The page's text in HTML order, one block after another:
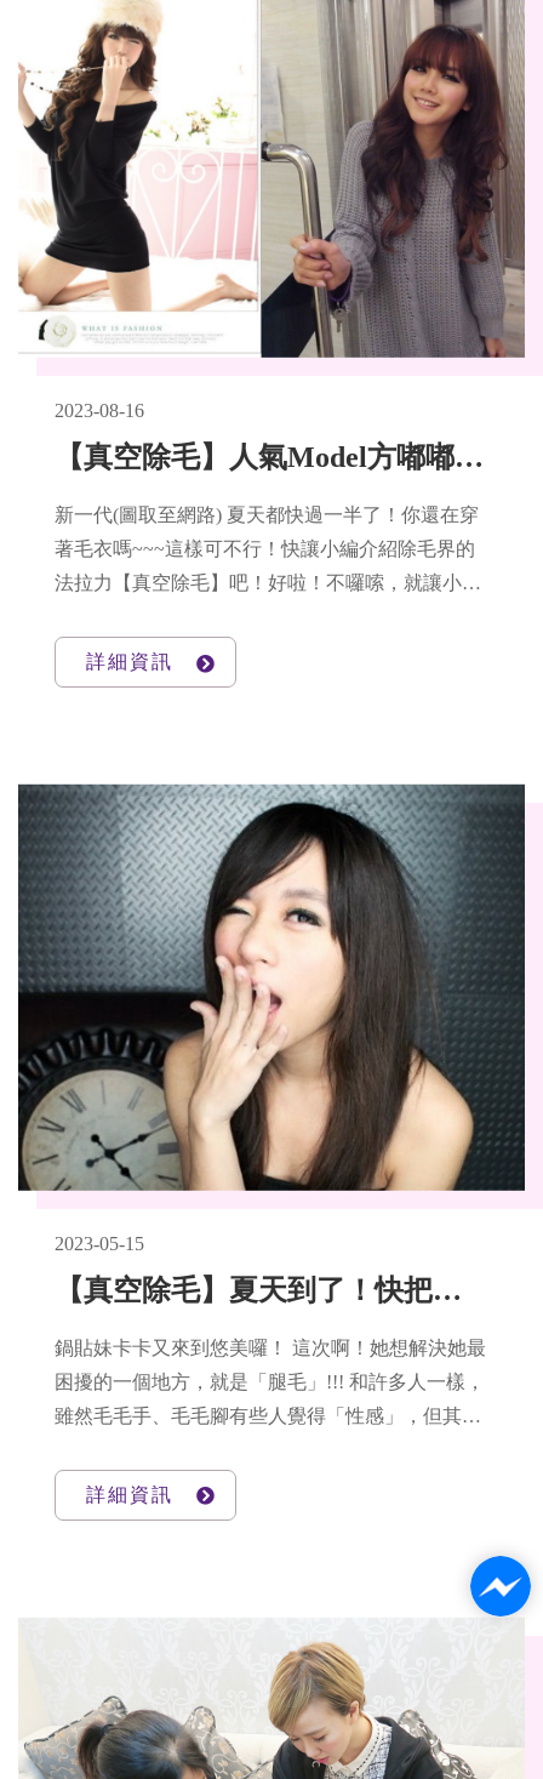
2023-08-16
【真空除毛】人氣Model方嘟嘟akio ♥ 艷夏比基尼必勝神招！
新一代(圖取至網路) 夏天都快過一半了！你還在穿
著毛衣嗎~~~這樣可不行！快讓小編介紹除毛界的
法拉力【真空除毛】吧！好啦！不囉嗦，就讓小編
這篇的美麗大使是人氣Model方嘟嘟aiko喔！((小編
好愛看她拍的網拍呢！♥))
詳細資訊
2023-05-15
【真空除毛】夏天到了！快把身上的毛衣脫掉❤女神鍋貼妹KO毛毛腳
鍋貼妹卡卡又來到悠美囉！ 這次啊！她想解決她最
困擾的一個地方，就是「腿毛」!!! 和許多人一樣，
雖然毛毛手、毛毛腳有些人覺得「性感」，但其實
l，對於處理毛這個問題，真的是很頭疼！ 老是覺
得越刮越粗，不斷冒出的「黑頭」讓她更頭大。 更
詳細資訊